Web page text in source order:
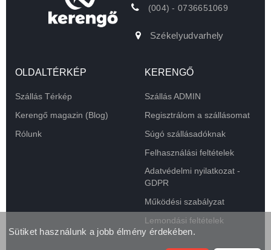
(004) - 0736651069
Székelyudvarhely
OLDALTÉRKÉP
Szállás Térkép
Kerengő magazin (Blog)
Rólunk
KERENGŐ
Szállás ADMIN
Regisztrálom a szállásomat
Súgó szállásadóknak
Felhasználási feltételek
Adatvédelmi nyilatkozat -
GDPR
Működési szabályzat
Lemondási feltételek
Sütiket használunk a jobb élmény érdekében.